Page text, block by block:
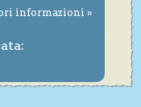
informazioni »